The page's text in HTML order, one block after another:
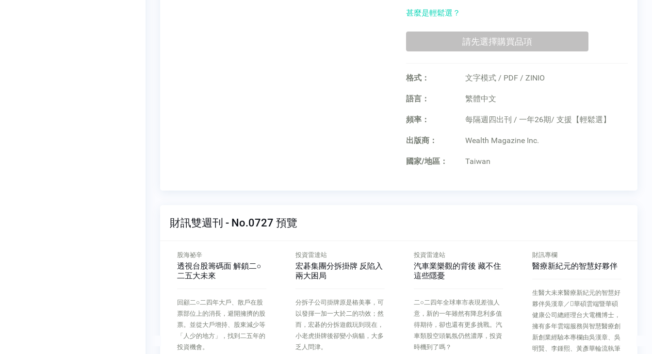
甚麼是輕鬆選？
格式： 文字模式 / PDF / ZINIO
語言： 繁體中文
頻率： 每隔週四出刊 / 一年26期/ 支援【輕鬆選】
出版商： Wealth Magazine Inc.
國家/地區： Taiwan
財訊雙週刊 - No.0727 預覽
投資雷達站
宏碁集團分拆掛牌 反陷入
兩大困局
分拆子公司掛牌原是樁美事，可
以發揮一加一大於二的功效；然
而，宏碁的分拆遊戲玩到現在，
小老虎掛牌後卻變小病貓，大多
乏人問津。
投資雷達站
汽車業樂觀的背後 藏不住
這些隱憂
二○二四年全球車市表現差強人
意，新的一年雖然有降息利多值
得期待，卻也還有更多挑戰。汽
車類股空頭氣氛仍然濃厚，投資
時機到了嗎？
財訊專欄
醫療新紀元的智慧好夥伴
夥伴吳漢章／華碩雲端暨華碩
健康公司總經理台大電機博士，
擁有多年雲端服務與智慧醫療創
新創業經驗本專欄由吳漢章、吳
明賢、李鍾熙、黃彥華輪流執筆
財訊專欄
比特幣暴漲一千倍之後⋯
數位攻略比特幣暴漲一千倍之
後⋯劉世偉／ MaiCoin 集團創辦
人暨執行長本專欄由劉世偉、翁
浩正輪流執筆比特幣在二○一三
年價格首次突破一百美元，而在
川普再次當選美國總統後，比特